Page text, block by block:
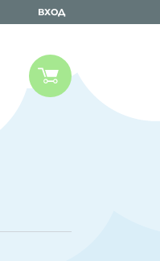
ВХОД